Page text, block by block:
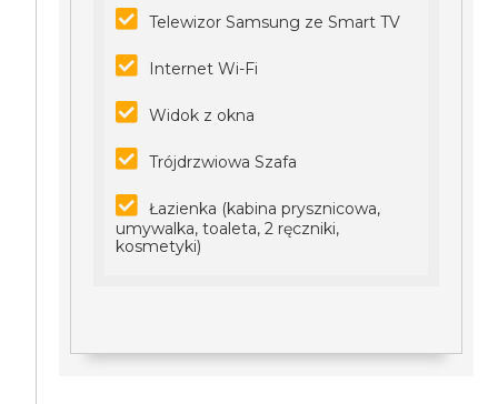
Telewizor Samsung ze Smart TV
Internet Wi-Fi
Widok z okna
Trójdrzwiowa Szafa
Łazienka (kabina prysznicowa,
umywalka, toaleta, 2 ręczniki,
kosmetyki)